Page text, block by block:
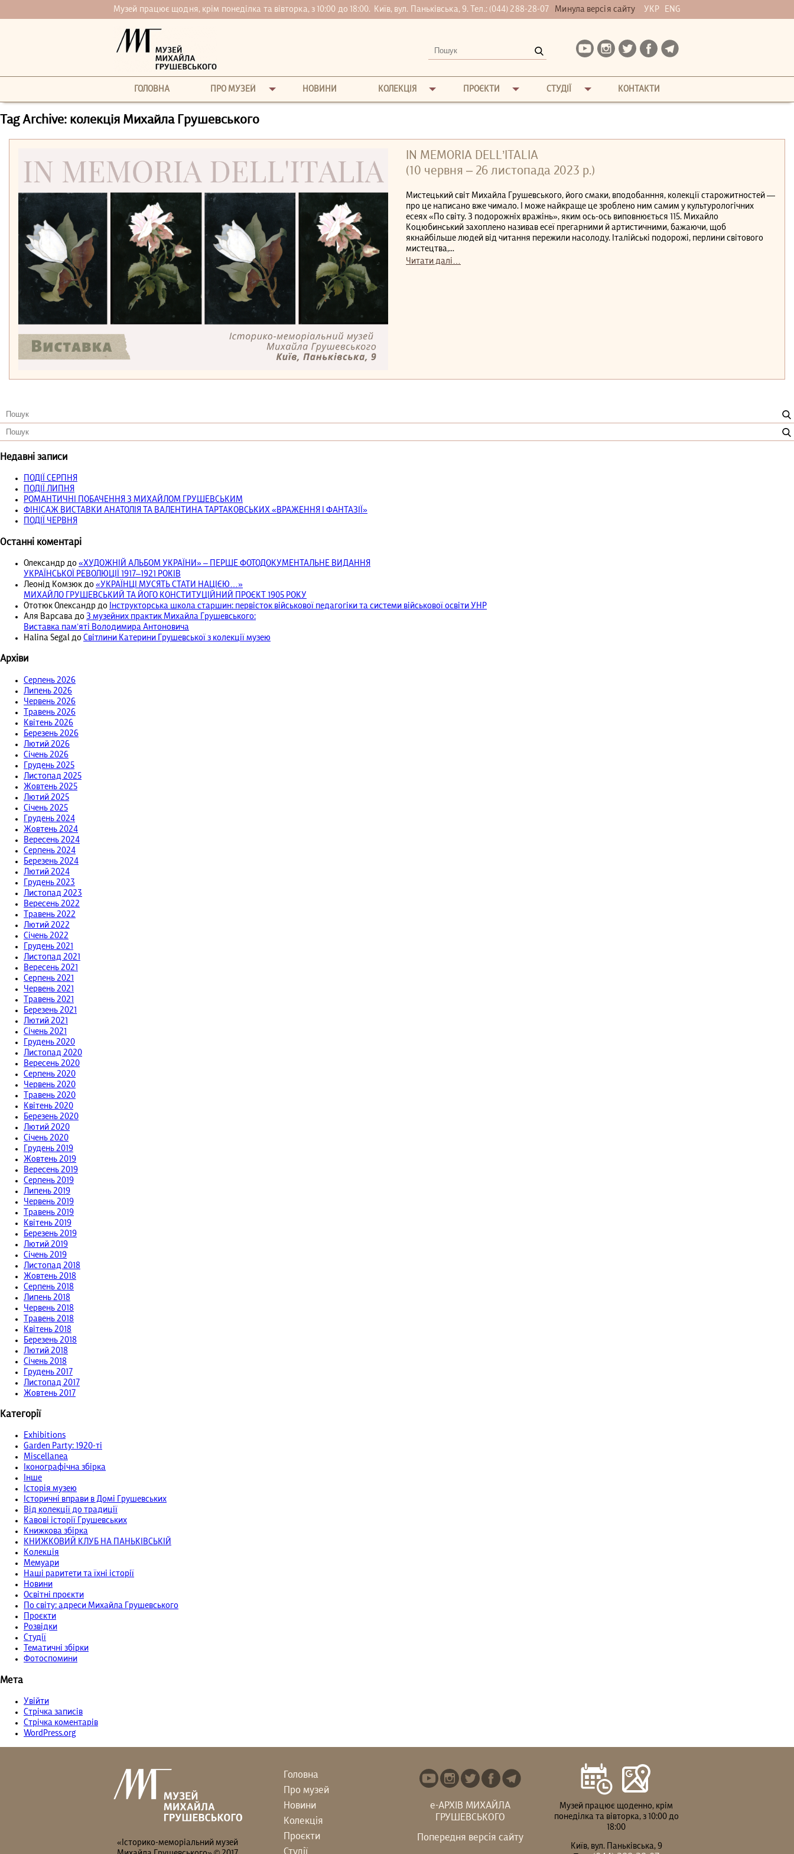
Музей працює щодня, крім понеділка та вівторка, з 10:00 до 18:00. Київ, вул. Паньківська, 9. Тел.:(044) 288-28-07 Минула версія сайту УКР ENG
ГОЛОВНА ПРО МУЗЕЙ НОВИНИ КОЛЕКЦІЯ ПРОЄКТИ СТУДІЇ КОНТАКТИ
Tag Archive: колекція Михайла Грушевського
IN MEMORIA DELL’ITALIA
(10 червня ‒ 26 листопада 2023 р.)
Мистецький світ Михайла Грушевського, його смаки, вподобанння, колекції старожитностей —
про це написано вже чимало. І може найкраще це зроблено ним самим у культурологічних
есеях «По світу. З подорожніх вражінь», яким ось-ось виповнюється 115. Михайло
Коцюбинський захоплено називав есеї прегарними й артистичними, бажаючи, щоб
якнайбільше людей від читання пережили насолоду. Італійські подорожі, перлини світового
мистецтва,...
Читати далі…
Недавні записи
ПОДІЇ СЕРПНЯ
ПОДІЇ ЛИПНЯ
РОМАНТИЧНІ ПОБАЧЕННЯ З МИХАЙЛОМ ГРУШЕВСЬКИМ
ФІНІСАЖ ВИСТАВКИ АНАТОЛІЯ ТА ВАЛЕНТИНА ТАРТАКОВСЬКИХ «ВРАЖЕННЯ І ФАНТАЗІЇ»
ПОДІЇ ЧЕРВНЯ
Останні коментарі
Олександр до «ХУДОЖНІЙ АЛЬБОМ УКРАЇНИ» – ПЕРШЕ ФОТОДОКУМЕНТАЛЬНЕ ВИДАННЯ
УКРАЇНСЬКОЇ РЕВОЛЮЦІЇ 1917‒1921 РОКІВ
Леонід Комзюк до «УКРАЇНЦІ МУСЯТЬ СТАТИ НАЦІЄЮ…»
МИХАЙЛО ГРУШЕВСЬКИЙ ТА ЙОГО КОНСТИТУЦІЙНИЙ ПРОЄКТ 1905 РОКУ
Ототюк Олександр до Інструкторська школа старшин: первісток військової педагогіки та системи військової освіти УНР
Аля Варсава до З музейних практик Михайла Грушевського:
Виставка пам’яті Володимира Антоновича
Halina Segal до Світлини Катерини Грушевської з колекції музею
Архіви
Серпень 2026
Липень 2026
Червень 2026
Травень 2026
Квітень 2026
Березень 2026
Лютий 2026
Січень 2026
Грудень 2025
Листопад 2025
Жовтень 2025
Лютий 2025
Січень 2025
Грудень 2024
Жовтень 2024
Вересень 2024
Серпень 2024
Березень 2024
Лютий 2024
Грудень 2023
Листопад 2023
Вересень 2022
Травень 2022
Лютий 2022
Січень 2022
Грудень 2021
Листопад 2021
Вересень 2021
Серпень 2021
Червень 2021
Травень 2021
Березень 2021
Лютий 2021
Січень 2021
Грудень 2020
Листопад 2020
Вересень 2020
Серпень 2020
Червень 2020
Травень 2020
Квітень 2020
Березень 2020
Лютий 2020
Січень 2020
Грудень 2019
Жовтень 2019
Вересень 2019
Серпень 2019
Липень 2019
Червень 2019
Травень 2019
Квітень 2019
Березень 2019
Лютий 2019
Січень 2019
Листопад 2018
Жовтень 2018
Серпень 2018
Липень 2018
Червень 2018
Травень 2018
Квітень 2018
Березень 2018
Лютий 2018
Січень 2018
Грудень 2017
Листопад 2017
Жовтень 2017
Категорії
Exhibitions
Garden Party: 1920-ті
Miscellanea
Іконографічна збірка
Інше
Історія музею
Історичні вправи в Домі Грушевських
Від колекції до традиції
Кавові історії Грушевських
Книжкова збірка
КНИЖКОВИЙ КЛУБ НА ПАНЬКІВСЬКІЙ
Колекція
Мемуари
Наші раритети та їхні історії
Новини
Освітні проєкти
По світу: адреси Михайла Грушевського
Проєкти
Розвідки
Студії
Тематичні збірки
Фотоспомини
Мета
Увійти
Стрічка записів
Стрічка коментарів
WordPress.org
«Історико-меморіальний музей
Головна
Про музей
Новини
Колекція
Проєкти
е-АРХІВ МИХАЙЛА
ГРУШЕВСЬКОГО
Попередня версія сайту
Музей працює щоденно, крім
понеділка та вівторка, з 10:00 до
18:00
Київ, вул. Паньківська, 9